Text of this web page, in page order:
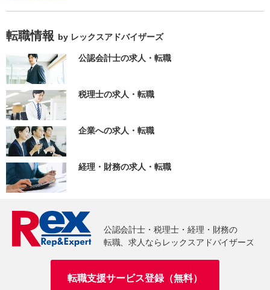
転職情報 by レックスアドバイザーズ
公認会計士の求人・転職
税理士の求人・転職
企業への求人・転職
経理・財務の求人・転職
転職支援サービス登録（無料）